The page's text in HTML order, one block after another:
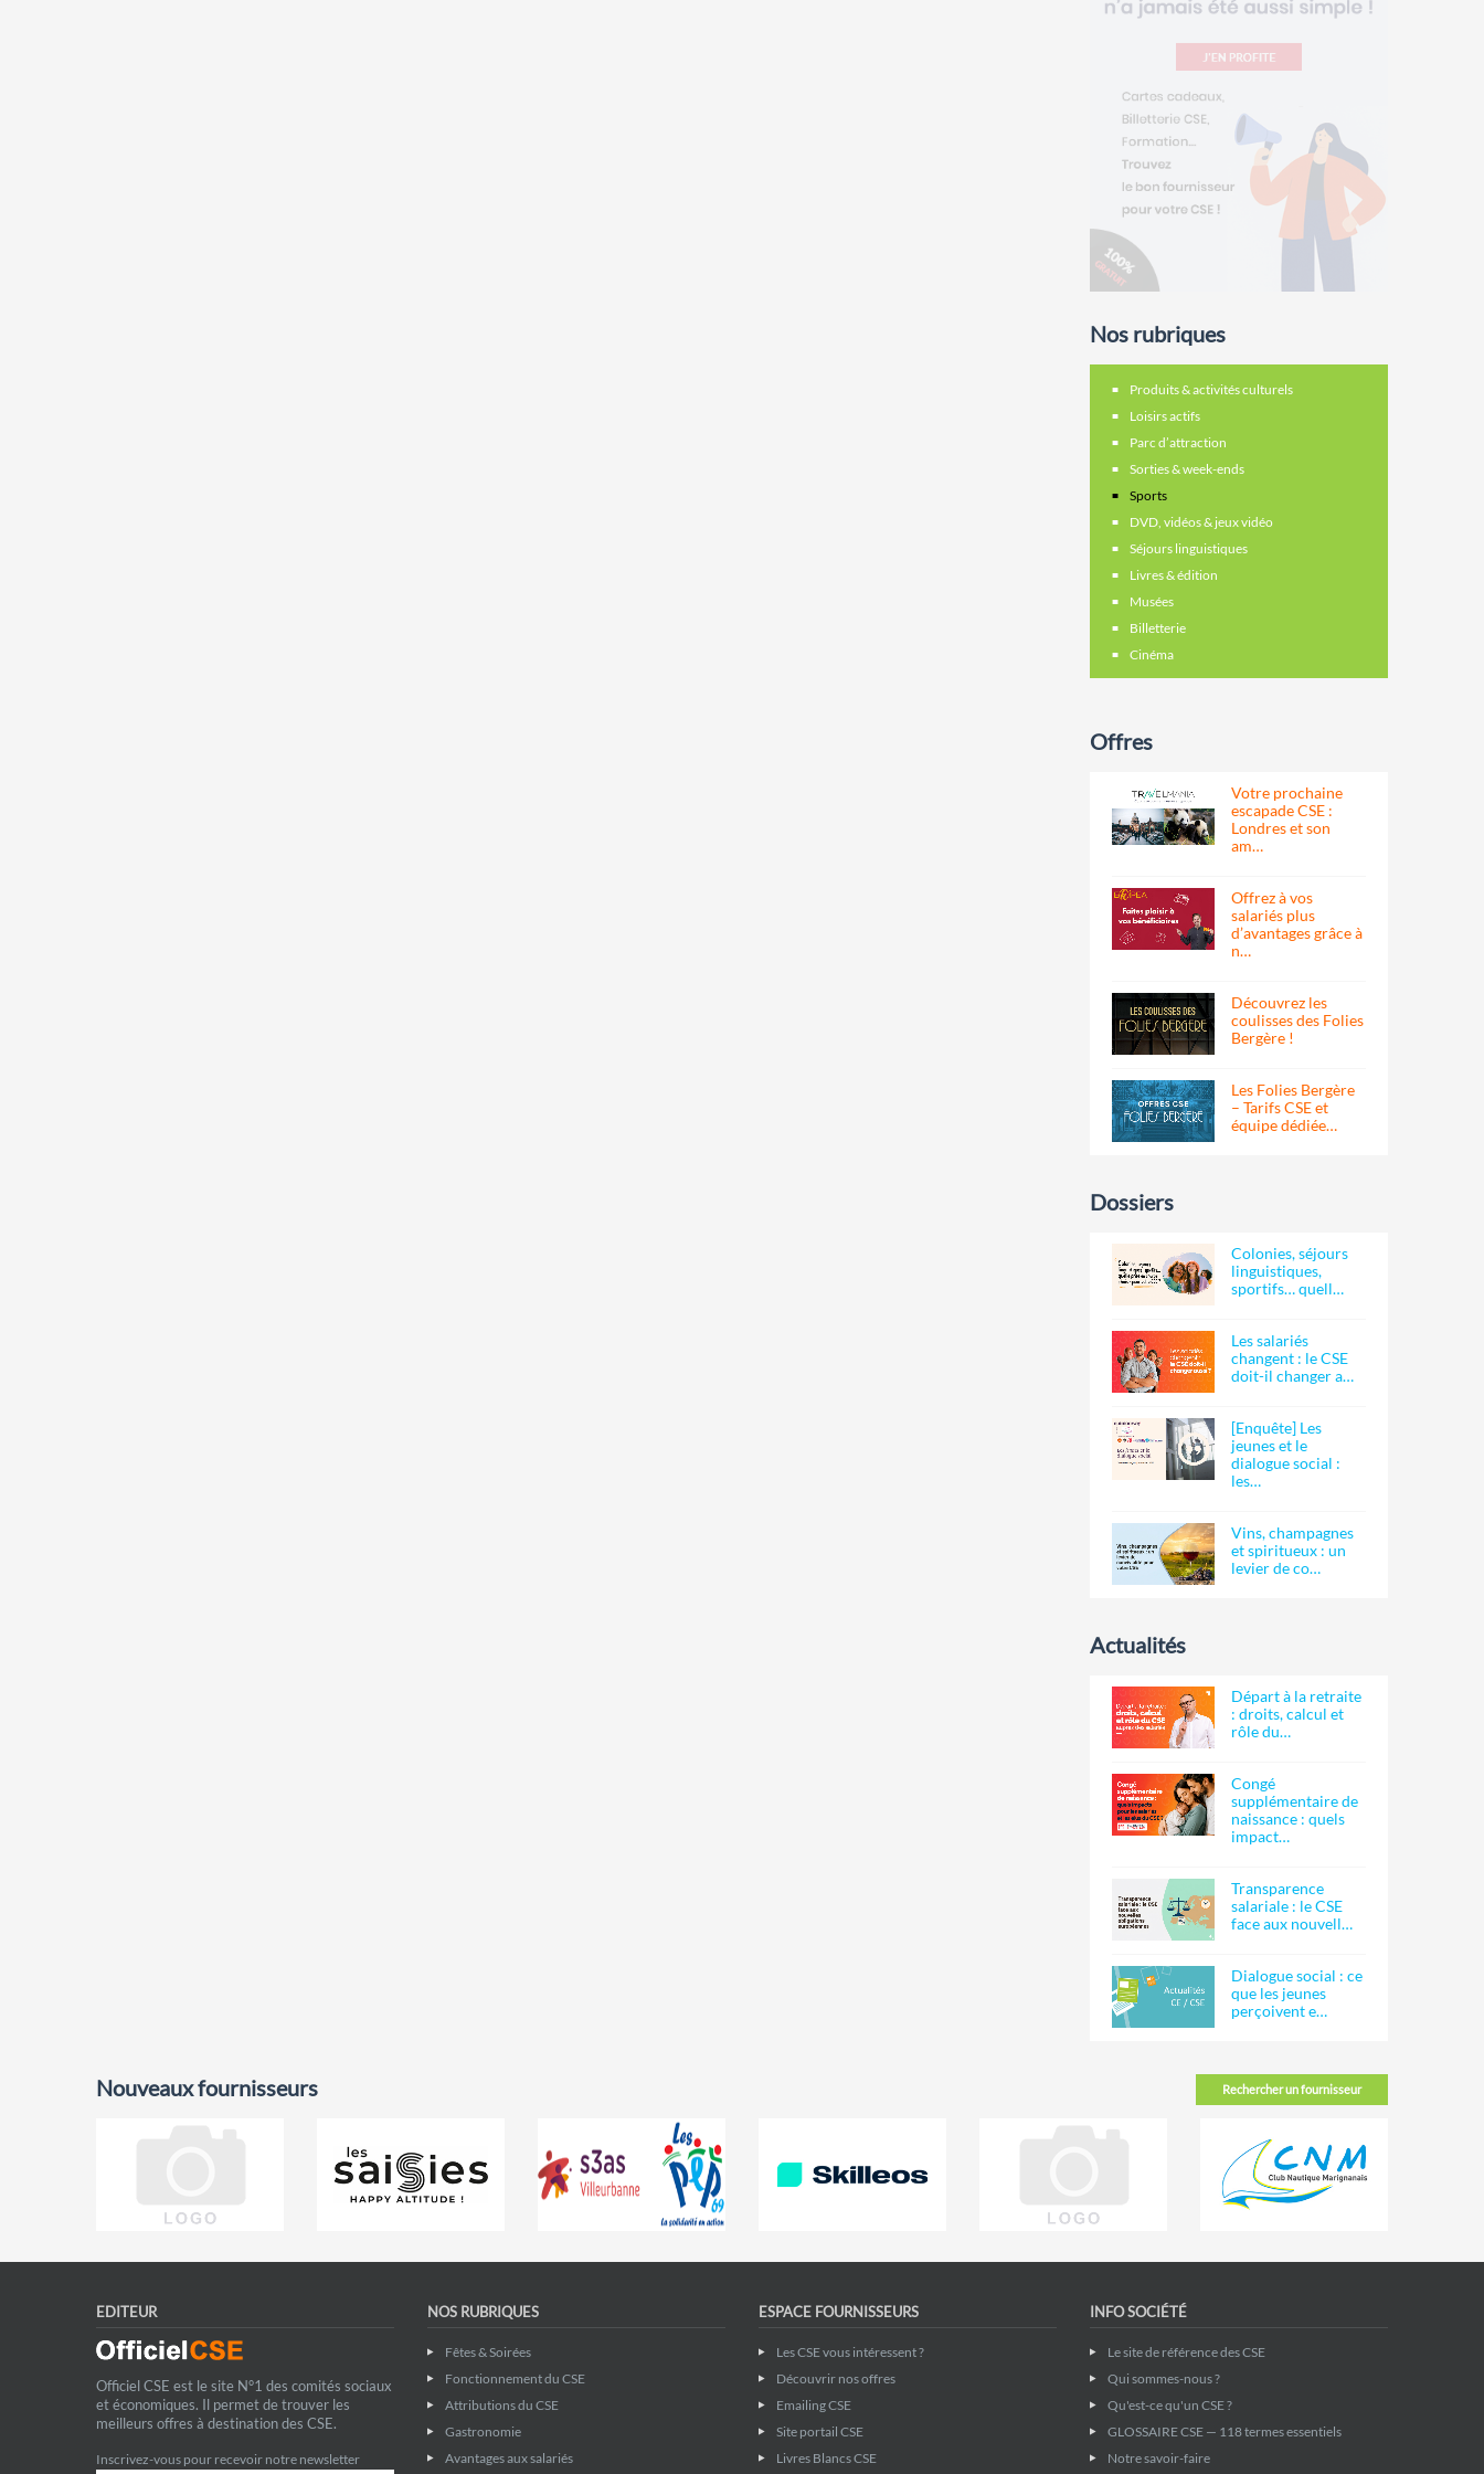
Nos rubriques
Produits & activités culturels
Loisirs actifs
Parc d’attraction
Sorties & week-ends
Sports
DVD, vidéos & jeux vidéo
Séjours linguistiques
Livres & édition
Musées
Billetterie
Cinéma
Offres
Votre prochaine
escapade CSE :
Londres et son
am…
Offrez à vos
salariés plus
d’avantages grâce à
n…
Découvrez les
coulisses des Folies
Bergère !
Les Folies Bergère
– Tarifs CSE et
équipe dédiée…
Dossiers
Colonies, séjours
linguistiques,
sportifs… quell…
Les salariés
changent : le CSE
doit-il changer a…
[Enquête] Les
jeunes et le
dialogue social :
les…
Vins, champagnes
et spiritueux : un
levier de co…
Actualités
Départ à la retraite
: droits, calcul et
rôle du…
Congé
supplémentaire de
naissance : quels
impact…
Transparence
salariale : le CSE
face aux nouvell…
Dialogue social : ce
que les jeunes
perçoivent e…
Rechercher un fournisseur
Nouveaux fournisseurs
EDITEUR
Officiel CSE est le site N°1 des comités sociaux
et économiques. Il permet de trouver les
meilleurs offres à destination des CSE.
Inscrivez-vous pour recevoir notre newsletter
NOS RUBRIQUES
Fêtes & Soirées
Fonctionnement du CSE
Attributions du CSE
Gastronomie
Avantages aux salariés
ESPACE FOURNISSEURS
Les CSE vous intéressent ?
Découvrir nos offres
Emailing CSE
Site portail CSE
Livres Blancs CSE
INFO SOCIÉTÉ
Le site de référence des CSE
Qui sommes-nous ?
Qu'est-ce qu'un CSE ?
GLOSSAIRE CSE — 118 termes essentiels
Notre savoir-faire